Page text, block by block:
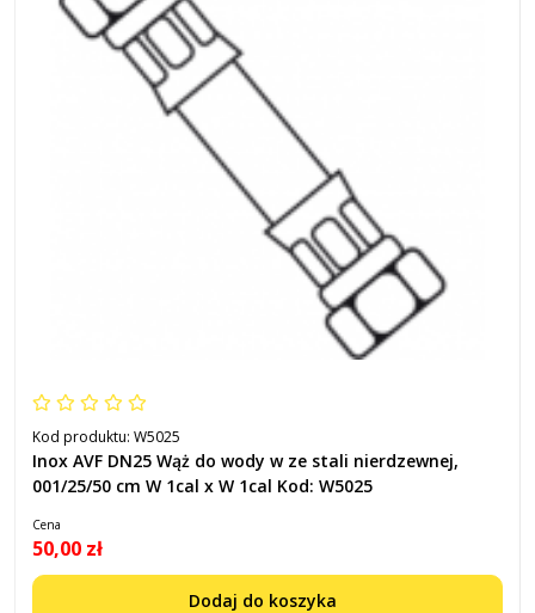
Kod produktu: W5025
Inox AVF DN25 Wąż do wody w ze stali nierdzewnej,
001/25/50 cm W 1cal x W 1cal Kod: W5025
Cena
50,00 zł
Dodaj do koszyka